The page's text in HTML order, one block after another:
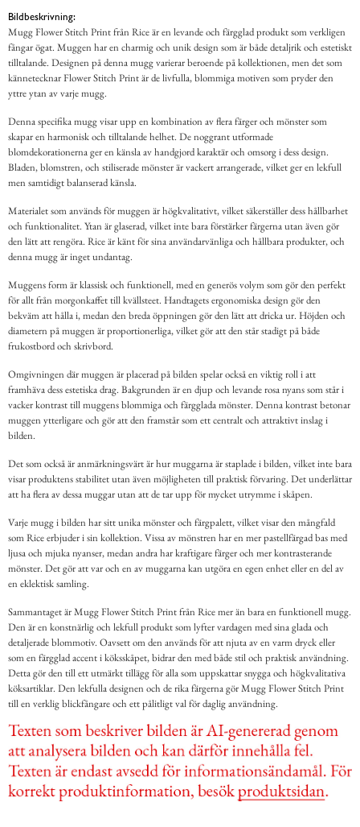
Bildbeskrivning:
Mugg Flower Stitch Print från Rice är en levande och färgglad produkt som verkligen
fångar ögat. Muggen har en charmig och unik design som är både detaljrik och estetiskt
tilltalande. Designen på denna mugg varierar beroende på kollektionen, men det som
kännetecknar Flower Stitch Print är de livfulla, blommiga motiven som pryder den
yttre ytan av varje mugg.
Denna specifika mugg visar upp en kombination av flera färger och mönster som
skapar en harmonisk och tilltalande helhet. De noggrant utformade
blomdekorationerna ger en känsla av handgjord karaktär och omsorg i dess design.
Bladen, blomstren, och stiliserade mönster är vackert arrangerade, vilket ger en lekfull
men samtidigt balanserad känsla.
Materialet som används för muggen är högkvalitativt, vilket säkerställer dess hållbarhet
och funktionalitet. Ytan är glaserad, vilket inte bara förstärker färgerna utan även gör
den lätt att rengöra. Rice är känt för sina användarvänliga och hållbara produkter, och
denna mugg är inget undantag.
Muggens form är klassisk och funktionell, med en generös volym som gör den perfekt
för allt från morgonkaffet till kvällsteet. Handtagets ergonomiska design gör den
bekväm att hålla i, medan den breda öppningen gör den lätt att dricka ur. Höjden och
diametern på muggen är proportionerliga, vilket gör att den står stadigt på både
frukostbord och skrivbord.
Omgivningen där muggen är placerad på bilden spelar också en viktig roll i att
framhäva dess estetiska drag. Bakgrunden är en djup och levande rosa nyans som står i
vacker kontrast till muggens blommiga och färgglada mönster. Denna kontrast betonar
muggen ytterligare och gör att den framstår som ett centralt och attraktivt inslag i
bilden.
Det som också är anmärkningsvärt är hur muggarna är staplade i bilden, vilket inte bara
visar produktens stabilitet utan även möjligheten till praktisk förvaring. Det underlättar
att ha flera av dessa muggar utan att de tar upp för mycket utrymme i skåpen.
Varje mugg i bilden har sitt unika mönster och färgpalett, vilket visar den mångfald
som Rice erbjuder i sin kollektion. Vissa av mönstren har en mer pastellfärgad bas med
ljusa och mjuka nyanser, medan andra har kraftigare färger och mer kontrasterande
mönster. Det gör att var och en av muggarna kan utgöra en egen enhet eller en del av
en eklektisk samling.
Sammantaget är Mugg Flower Stitch Print från Rice mer än bara en funktionell mugg.
Den är en konstnärlig och lekfull produkt som lyfter vardagen med sina glada och
detaljerade blommotiv. Oavsett om den används för att njuta av en varm dryck eller
som en färgglad accent i köksskåpet, bidrar den med både stil och praktisk användning.
Detta gör den till ett utmärkt tillägg för alla som uppskattar snygga och högkvalitativa
köksartiklar. Den lekfulla designen och de rika färgerna gör Mugg Flower Stitch Print
till en verklig blickfångare och ett pålitligt val för daglig användning.